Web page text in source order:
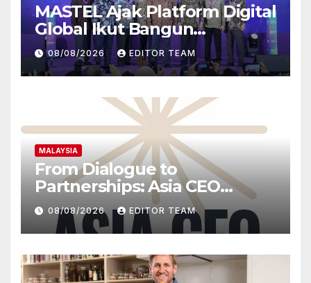
MASTEL Ajak Platform Digital
Global Ikut Bangun
Infrastruktur Digital Nasional
08/08/2026 EDITOR TEAM
MALAYSIA
From Dialogue to
Partnerships: Asia CEO
Community Malaysia’s Track
Record of Bringing Leaders
Together
08/08/2026 EDITOR TEAM